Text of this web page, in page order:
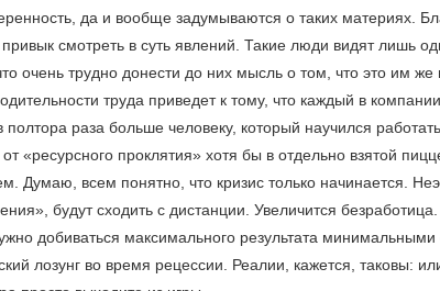
да и вообще задумываются о таких материях.
смотреть в суть явлений. Такие люди видят лишь
очень трудно донести до них мысль о том, что это им
труда приведет к тому, что каждый в
полтора раза больше человеку, который научился
«ресурсного проклятия» хотя бы в отдельно взятой
Думаю, всем понятно, что кризис только начинается.
будут сходить с дистанции. Увеличится
добиваться максимального результата
лозунг во время рецессии. Реалии, кажется, таковы: